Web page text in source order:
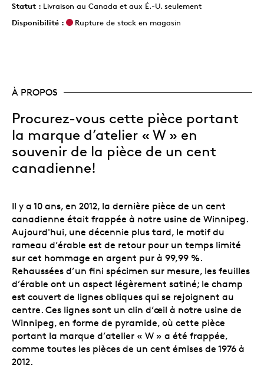
Statut : Livraison au Canada et aux É.-U. seulement
Disponibilité :
Rupture de stock en magasin
À PROPOS
Procurez-vous cette pièce portant
la marque d’atelier « W » en
souvenir de la pièce de un cent
canadienne!
Il y a 10 ans, en 2012, la dernière pièce de un cent
canadienne était frappée à notre usine de Winnipeg.
Aujourd'hui, une décennie plus tard, le motif du
rameau d’érable est de retour pour un temps limité
sur cet hommage en argent pur à 99,99 %.
Rehaussées d’un fini spécimen sur mesure, les feuilles
d’érable ont un aspect légèrement satiné; le champ
est couvert de lignes obliques qui se rejoignent au
centre. Ces lignes sont un clin d’œil à notre usine de
Winnipeg, en forme de pyramide, où cette pièce
portant la marque d’atelier « W » a été frappée,
comme toutes les pièces de un cent émises de 1976 à
2012.